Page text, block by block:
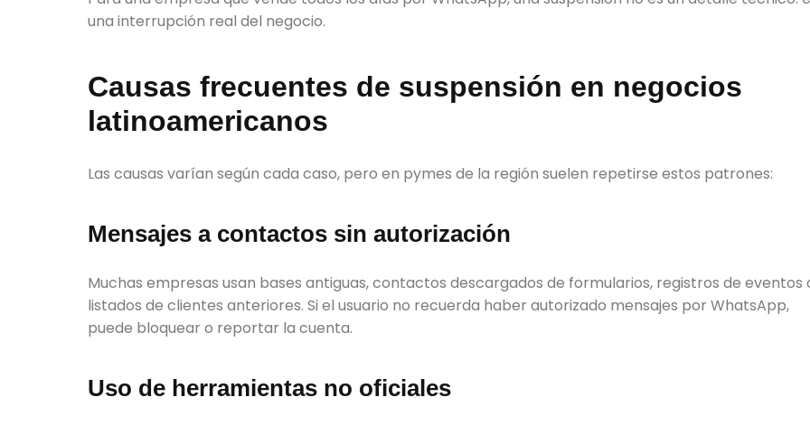
una interrupción real del negocio.
Causas frecuentes de suspensión en negocios
latinoamericanos
Las causas varían según cada caso, pero en pymes de la región suelen repetirse estos patrones:
Mensajes a contactos sin autorización
Muchas empresas usan bases antiguas, contactos descargados de formularios, registros de eventos
listados de clientes anteriores. Si el usuario no recuerda haber autorizado mensajes por WhatsApp,
puede bloquear o reportar la cuenta.
Uso de herramientas no oficiales